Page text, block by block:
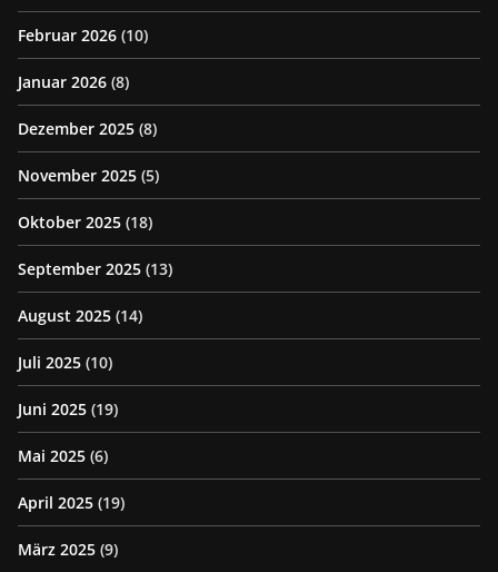
Februar 2026 (10)
Januar 2026 (8)
Dezember 2025 (8)
November 2025 (5)
Oktober 2025 (18)
September 2025 (13)
August 2025 (14)
Juli 2025 (10)
Juni 2025 (19)
Mai 2025 (6)
April 2025 (19)
März 2025 (9)